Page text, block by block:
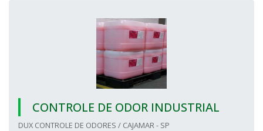
CONTROLE DE ODOR INDUSTRIAL
DUX CONTROLE DE ODORES / CAJAMAR - SP